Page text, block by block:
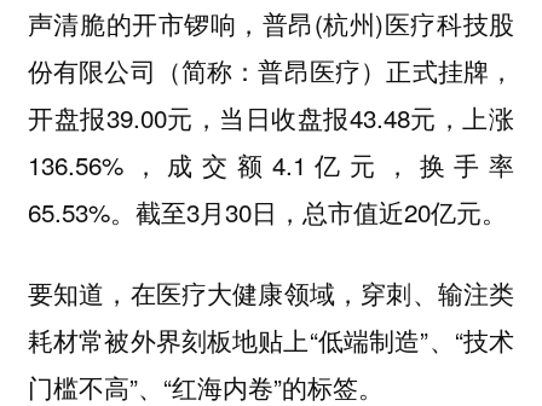
声清脆的开市锣响，普昂(杭州)医疗科技股
份有限公司（简称：普昂医疗）正式挂牌，
开盘报39.00元，当日收盘报43.48元，上涨
136.56%，成交额4.1亿元，换手率
65.53%。截至3月30日，总市值近20亿元。
要知道，在医疗大健康领域，穿刺、输注类
耗材常被外界刻板地贴上“低端制造”、“技术
门槛不高”、“红海内卷”的标签。